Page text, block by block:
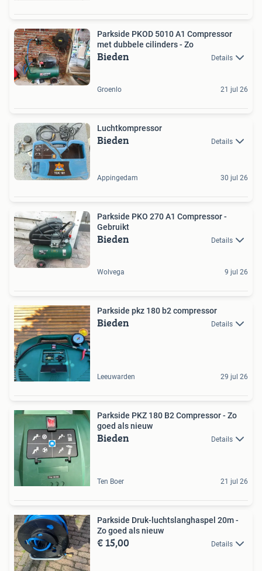
Parkside PKOD 5010 A1 Compressor
met dubbele cilinders - Zo
Bieden Details
Groenlo 21 jul 26
Luchtkompressor
Bieden Details
Appingedam 30 jul 26
Parkside PKO 270 A1 Compressor -
Gebruikt
Bieden Details
Wolvega 9 jul 26
Parkside pkz 180 b2 compressor
Bieden Details
Leeuwarden 29 jul 26
Parkside PKZ 180 B2 Compressor - Zo
goed als nieuw
Bieden Details
Ten Boer 21 jul 26
Parkside Druk-luchtslanghaspel 20m -
Zo goed als nieuw
€ 15,00 Details